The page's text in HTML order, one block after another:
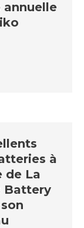
annuelle
à
de La
Battery